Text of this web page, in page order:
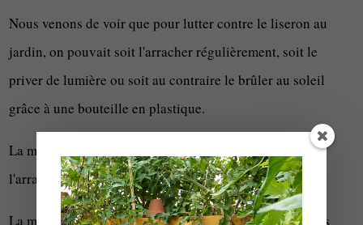
Nous venons de voir que pour lutter contre le liseron au
jardin, on pouvait soit l'arracher régulièrement, soit le
priver de lumière ou soit au contraire le brûler au soleil
grâce à une bouteille en plastique.
La méthode qui fonctionne le mieux pour moi, c'est
l'arrachage régulier.
La meilleure méthode, c'est un savant mélange de toutes